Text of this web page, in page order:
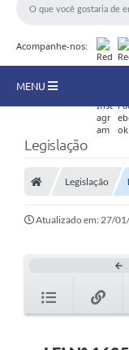
Acompanhe-nos:
MENU
Secretarias
Editais
Telefones Úteis
Acesso a Informação
Contato
Legislação
Legislação
Atualizado em: 27/